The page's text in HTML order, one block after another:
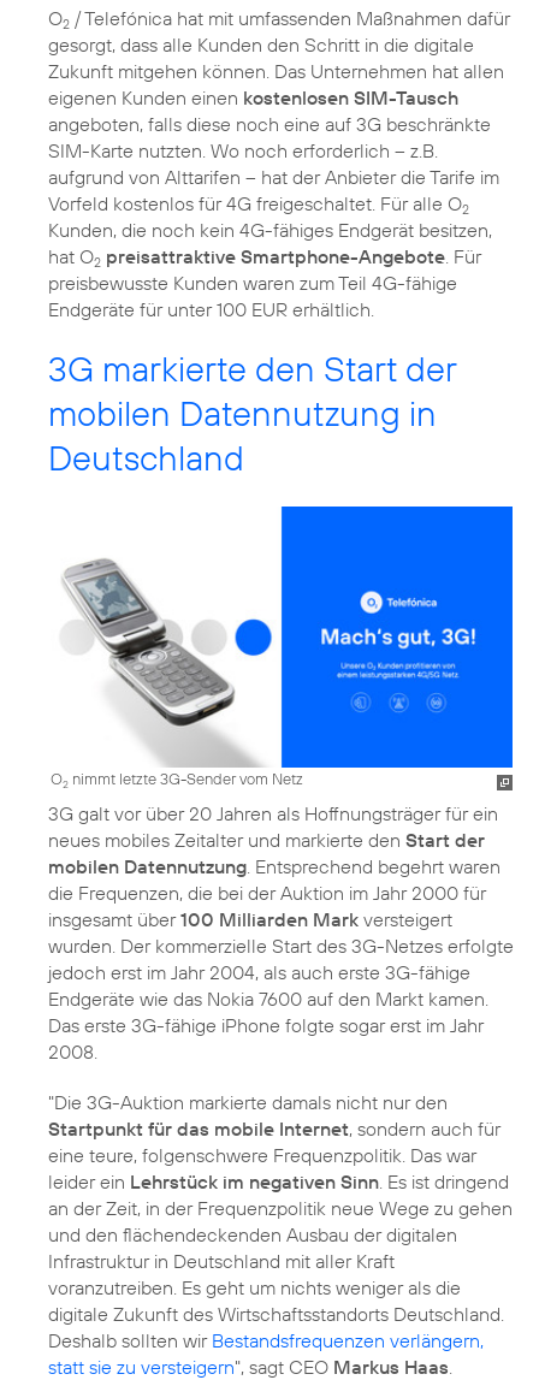
O2 / Telefónica hat mit umfassenden Maßnahmen dafür
gesorgt, dass alle Kunden den Schritt in die digitale
Zukunft mitgehen können. Das Unternehmen hat allen
eigenen Kunden einen kostenlosen SIM-Tausch
angeboten, falls diese noch eine auf 3G beschränkte
SIM-Karte nutzten. Wo noch erforderlich – z.B.
aufgrund von Alttarifen – hat der Anbieter die Tarife im
Vorfeld kostenlos für 4G freigeschaltet. Für alle O2
Kunden, die noch kein 4G-fähiges Endgerät besitzen,
hat O2 preisattraktive Smartphone-Angebote. Für
preisbewusste Kunden waren zum Teil 4G-fähige
Endgeräte für unter 100 EUR erhältlich.
3G markierte den Start der
mobilen Datennutzung in
Deutschland
O2 nimmt letzte 3G-Sender vom Netz
3G galt vor über 20 Jahren als Hoffnungsträger für ein
neues mobiles Zeitalter und markierte den Start der
mobilen Datennutzung . Entsprechend begehrt waren
die Frequenzen, die bei der Auktion im Jahr 2000 für
insgesamt über100 Milliarden Mark versteigert
wurden. Der kommerzielle Start des 3G-Netzes erfolgte
jedoch erst im Jahr 2004, als auch erste 3G-fähige
Endgeräte wie das Nokia 7600 auf den Markt kamen.
Das erste 3G-fähige iPhone folgte sogar erst im Jahr
2008.
"Die 3G-Auktion markierte damals nicht nur den
Startpunkt für das mobile Internet, sondern auch für
eine teure, folgenschwere Frequenzpolitik. Das war
leider ein Lehrstück im negativen Sinn . Es ist dringend
an der Zeit, in der Frequenzpolitik neue Wege zu gehen
und den flächendeckenden Ausbau der digitalen
Infrastruktur in Deutschland mit aller Kraft
voranzutreiben. Es geht um nichts weniger als die
digitale Zukunft des Wirtschaftsstandorts Deutschland.
Deshalb sollten wir Bestandsfrequenzen verlängern,
statt sie zu versteigern", sagt CEO Markus Haas